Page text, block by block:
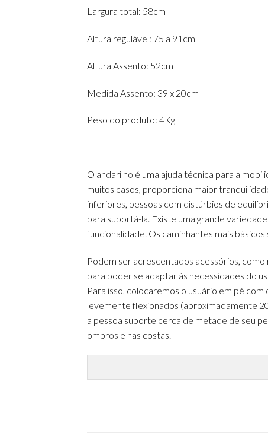
Largura total: 58cm
Altura regulável: 75 a 91cm
Altura Assento: 52cm
Medida Assento: 39 x 20cm
Peso do produto: 4Kg
O andarilho é uma ajuda técnica para a
muitos casos, proporciona maior
inferiores, pessoas com distúrbios de
para suportá-la. Existe uma grande
funcionalidade. Os caminhantes mais
Podem ser acrescentados acessórios,
para poder se adaptar às necessidades do
Para isso, colocaremos o usuário em pé
levemente flexionados (aproximadamente
a pessoa suporte cerca de metade de seu
ombros e nas costas.